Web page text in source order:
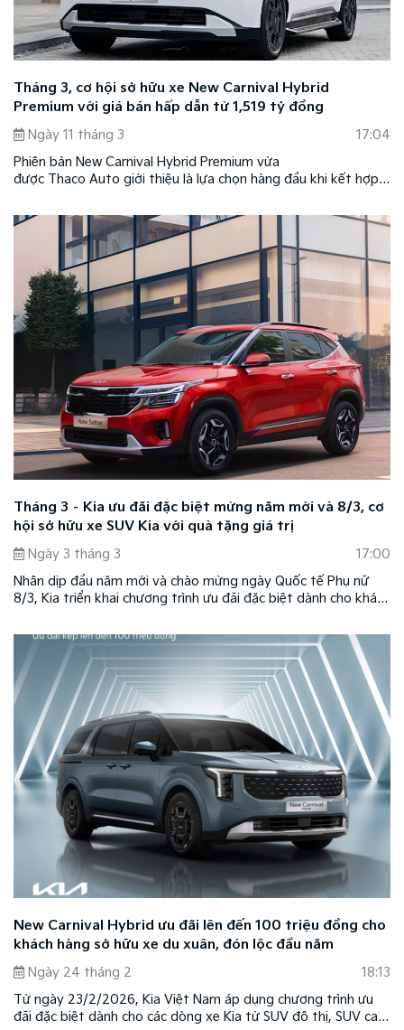
Tháng 3, cơ hội sở hữu xe New Carnival Hybrid
Premium với giá bán hấp dẫn từ 1,519 tỷ đồng
Ngày 11 tháng 3
17:04
Phiên bản New Carnival Hybrid Premium vừa
được Thaco Auto giới thiệu là lựa chọn hàng đầu khi kết hợp
trọng, tiện nghi cao cấp cùng mức giá dễ tiếp cận chỉ từ 1,519
tỷ đồng.
Tháng 3 – Kia ưu đãi đặc biệt mừng năm mới và 8/3, cơ
hội sở hữu xe SUV Kia với quà tặng giá trị
Ngày 3 tháng 3
17:00
Nhân dịp đầu năm mới và chào mừng ngày Quốc tế Phụ nữ
8/3, Kia triển khai chương trình ưu đãi đặc biệt dành cho khách
đồng hành cùng khách hàng Việt trong hành trình lựa chọn
phương tiện di chuyển, mang đến những chuyến đi thuận tiện,
an tâm và nhiều trải nghiệm trọn vẹn.
New Carnival Hybrid ưu đãi lên đến 100 triệu đồng cho
khách hàng sở hữu xe du xuân, đón lộc đầu năm
Ngày 24 tháng 2
18:13
Từ ngày 23/2/2026, Kia Việt Nam áp dụng chương trình ưu
đãi đặc biệt dành cho các dòng xe Kia từ SUV đô thị, SUV cao